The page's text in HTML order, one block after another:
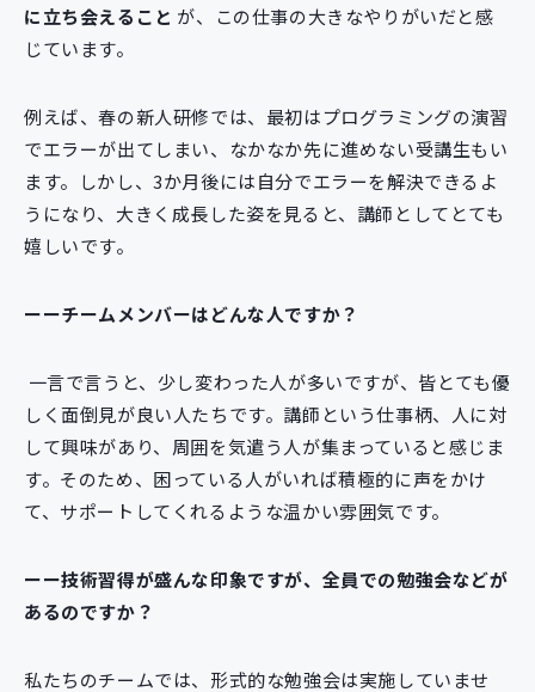
に立ち会えること が、この仕事の大きなやりがいだと感
じています。
例えば、春の新人研修では、最初はプログラミングの演習
でエラーが出てしまい、なかなか先に進めない受講生もい
ます。しかし、3か月後には自分でエラーを解決できるよ
うになり、大きく成長した姿を見ると、講師としてとても
嬉しいです。
ーーチームメンバーはどんな人ですか？
一言で言うと、少し変わった人が多いですが、皆とても優
しく面倒見が良い人たちです。講師という仕事柄、人に対
して興味があり、周囲を気遣う人が集まっていると感じま
す。そのため、困っている人がいれば積極的に声をかけ
て、サポートしてくれるような温かい雰囲気です。
ーー技術習得が盛んな印象ですが、全員での勉強会などが
あるのですか？
私たちのチームでは、形式的な勉強会は実施していませ